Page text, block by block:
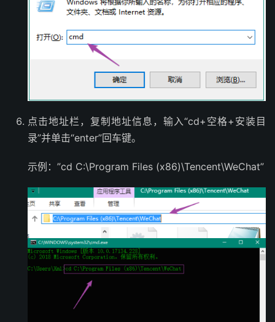
点击地址栏，复制地址信息，输入“cd+空格+安装目
录”并单击“enter”回车键。
示例：”cd C:\Program Files (x86)\Tencent\WeChat”